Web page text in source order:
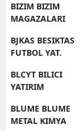
BIZIM BIZIM
MAGAZALARI
BJKAS BESIKTAS
FUTBOL YAT.
BLCYT BILICI
YATIRIM
BLUME BLUME
METAL KIMYA